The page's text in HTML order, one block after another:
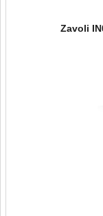
Zavoli